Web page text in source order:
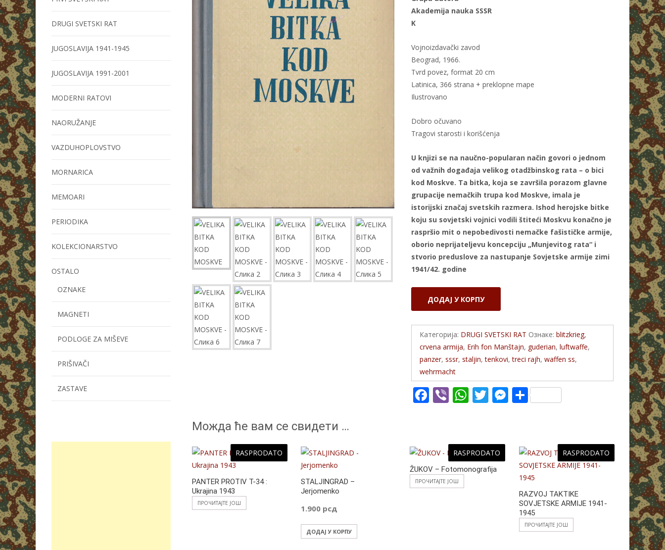
Akademija nauka SSSR
K
Vojnoizdavački zavod
Beograd, 1966.
Tvrd povez, format 20 cm
Latinica, 366 strana + preklopne mape
Ilustrovano
Dobro očuvano
Tragovi starosti i korišćenja
U knjizi se na naučno-popularan način govori o jednom
od važnih događaja velikog otadžbinskog rata – o bici
kod Moskve. Ta bitka, koja se završila porazom glavne
grupacije nemačkih trupa kod Moskve, imala je
istorijski značaj svetskih razmera. Ishod herojske bitke
koju su sovjetski vojnici vodili štiteći Moskvu konačno je
raspršio mit o nepobedivosti nemačke fašističke armije,
oborio neprijateljevu koncepciju „Munjevitog rata“ i
stvorio preduslove za nastupanje Sovjetske armije zimi
1941/42. godine
BITKA
MOSKVE
ДОДАЈ У КОРПУ
Категорија: DRUGI SVETSKI RAT Ознаке:blitzkrieg,
crvena armija, Erih fon Manštajn, guderian,luftwaffe,
panzer,sssr,staljin,tenkovi,treci rajh,waffen ss,
wehrmacht
F
o
o
k
Vi W
s
A
p
T
er
M
er
S
Можда ће вам се свидети …
RASPRODATO
PANTER PROTIV T-34 :
Ukrajina 1943
ПРОЧИТАЈТЕ ЈОШ
STALJINGRAD –
Jerjomenko
1.900 рсд
ДОДАЈ У КОРПУ
RASPRODATO
ŽUKOV – Fotomonografija
ПРОЧИТАЈТЕ ЈОШ
RASPRODATO
RAZVOJ TAKTIKE
SOVJETSKE ARMIJE 1941-
1945
ПРОЧИТАЈТЕ ЈОШ
DRUGI SVETSKI RAT
JUGOSLAVIJA 1941-1945
JUGOSLAVIJA 1991-2001
MODERNI RATOVI
NAORUŽANJE
VAZDUHOPLOVSTVO
MORNARICA
MEMOARI
PERIODIKA
KOLEKCIONARSTVO
OSTALO
OZNAKE
MAGNETI
PODLOGE ZA MIŠEVE
PRIŠIVAČI
ZASTAVE